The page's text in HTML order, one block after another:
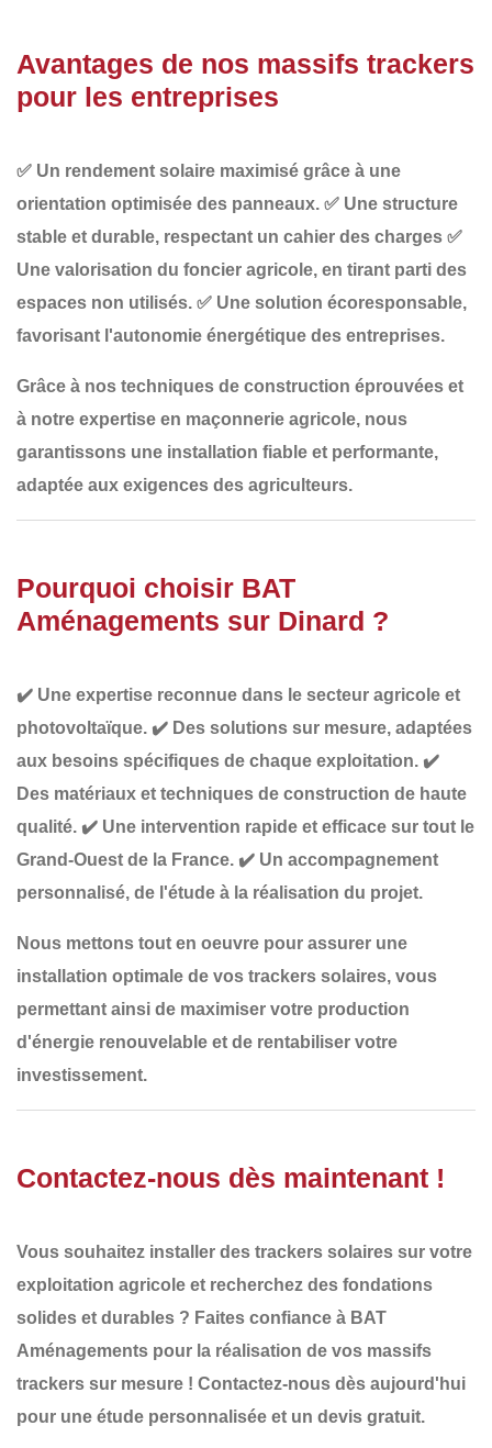
Avantages de nos massifs trackers
pour les entreprises
✅ Un rendement solaire maximisé grâce à une
orientation optimisée des panneaux. ✅ Une structure
stable et durable, respectant un cahier des charges ✅
Une valorisation du foncier agricole, en tirant parti des
espaces non utilisés. ✅ Une solution écoresponsable,
favorisant l'autonomie énergétique des entreprises.
Grâce à nos techniques de construction éprouvées et
à notre expertise en maçonnerie agricole, nous
garantissons une installation fiable et performante,
adaptée aux exigences des agriculteurs.
Pourquoi choisir BAT
Aménagements sur Dinard ?
✔️ Une expertise reconnue dans le secteur agricole et
photovoltaïque. ✔️ Des solutions sur mesure, adaptées
aux besoins spécifiques de chaque exploitation. ✔️
Des matériaux et techniques de construction de haute
qualité. ✔️ Une intervention rapide et efficace sur tout le
Grand-Ouest de la France. ✔️ Un accompagnement
personnalisé, de l'étude à la réalisation du projet.
Nous mettons tout en oeuvre pour assurer une
installation optimale de vos trackers solaires, vous
permettant ainsi de maximiser votre production
d'énergie renouvelable et de rentabiliser votre
investissement.
Contactez-nous dès maintenant !
Vous souhaitez installer des trackers solaires sur votre
exploitation agricole et recherchez des fondations
solides et durables ? Faites confiance à BAT
Aménagements pour la réalisation de vos massifs
trackers sur mesure ! Contactez-nous dès aujourd'hui
pour une étude personnalisée et un devis gratuit.